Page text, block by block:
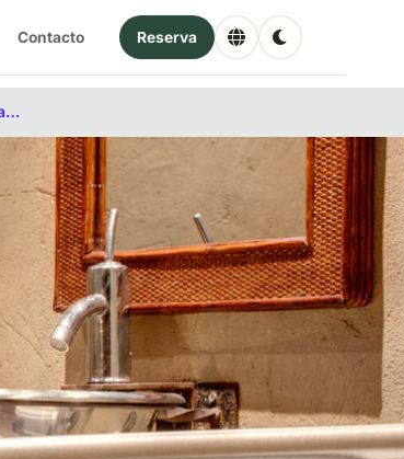
Contacto Reserva
Vic: ciudad episcopal y capital de Osona